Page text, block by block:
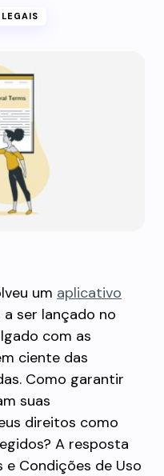
um aplicativo
ser lançado no
com as
ciente das
Como garantir
suas
direitos como
A resposta
e Condições de Uso